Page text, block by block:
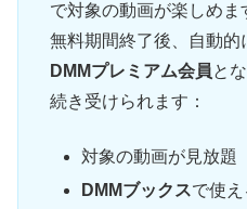
で対象の動画が楽しめま
無料期間終了後、自動的
DMMプレミアム会員と
続き受けられます：
対象の動画が見放題
DMMブックスで使え